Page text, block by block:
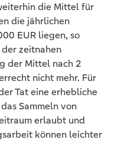
die Mittel für
die jährlichen
EUR liegen, so
zeitnahen
der Mittel nach 2
nicht mehr. Für
Tat eine erhebliche
Sammeln von
erlaubt und
können leichter